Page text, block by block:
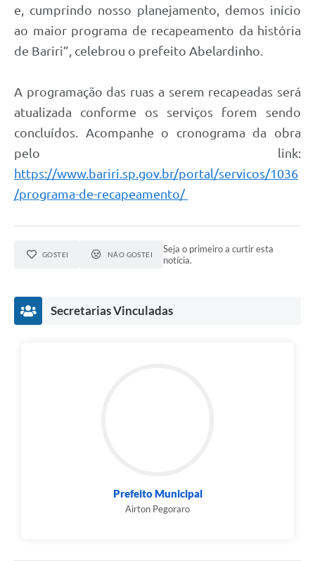
e, cumprindo nosso planejamento, demos início
ao maior programa de recapeamento da história
de Bariri”, celebrou o prefeito Abelardinho.
A programação das ruas a serem recapeadas será
atualizada conforme os serviços forem sendo
concluídos. Acompanhe o cronograma da obra
pelo link:
https://www.bariri.sp.gov.br/portal/servicos/1036
/programa-de-recapeamento/
GOSTEI NÃO GOSTEI
Seja o primeiro a curtir esta
notícia.
Secretarias Vinculadas
Prefeito Municipal
Airton Pegoraro